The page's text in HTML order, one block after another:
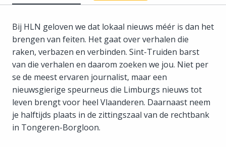
Bij HLN geloven we dat lokaal nieuws méér is dan het
brengen van feiten. Het gaat over verhalen die
raken, verbazen en verbinden. Sint-Truiden barst
van die verhalen en daarom zoeken we jou. Niet per
se de meest ervaren journalist, maar een
nieuwsgierige speurneus die Limburgs nieuws tot
leven brengt voor heel Vlaanderen. Daarnaast neem
je halftijds plaats in de zittingszaal van de rechtbank
in Tongeren-Borgloon.